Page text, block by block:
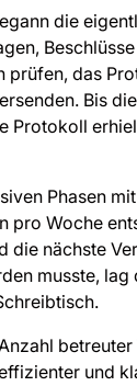
die
prüfen, das
Bis
Protokoll
Phasen
pro Woche
die nächste
musste,
und